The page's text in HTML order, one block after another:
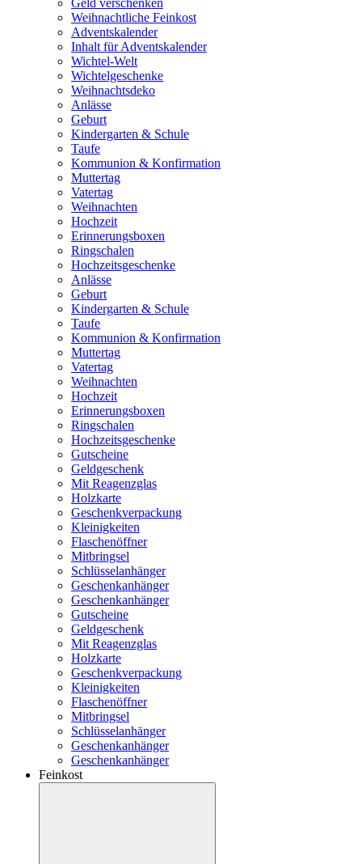
Geld verschenken
Weihnachtliche Feinkost
Adventskalender
Inhalt für Adventskalender
Wichtel-Welt
Wichtelgeschenke
Weihnachtsdeko
Anlässe
Geburt
Kindergarten & Schule
Taufe
Kommunion & Konfirmation
Muttertag
Vatertag
Weihnachten
Hochzeit
Erinnerungsboxen
Ringschalen
Hochzeitsgeschenke
Anlässe
Geburt
Kindergarten & Schule
Taufe
Kommunion & Konfirmation
Muttertag
Vatertag
Weihnachten
Hochzeit
Erinnerungsboxen
Ringschalen
Hochzeitsgeschenke
Gutscheine
Geldgeschenk
Mit Reagenzglas
Holzkarte
Geschenkverpackung
Kleinigkeiten
Flaschenöffner
Mitbringsel
Schlüsselanhänger
Geschenkanhänger
Geschenkanhänger
Gutscheine
Geldgeschenk
Mit Reagenzglas
Holzkarte
Geschenkverpackung
Kleinigkeiten
Flaschenöffner
Mitbringsel
Schlüsselanhänger
Geschenkanhänger
Geschenkanhänger
Feinkost